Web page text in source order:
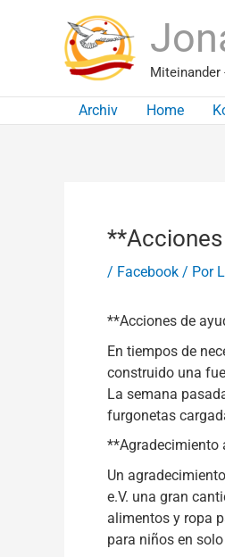
Miteinander
Archiv Home
**Acciones
/ Facebook / Por
**Acciones de
En tiempos de
construido una
La semana
furgonetas
**Agradecimiento
Un
e.V. una gran
alimentos y ropa
para niños en